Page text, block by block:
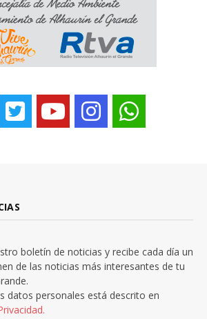
boletín de noticias y recibe cada día un
de las noticias más interesantes de tu
datos personales está descrito en